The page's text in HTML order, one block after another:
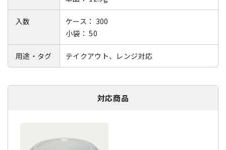
入数
ケース： 300
小袋： 50
用途・タグ テイクアウト、レンジ対応
対応商品